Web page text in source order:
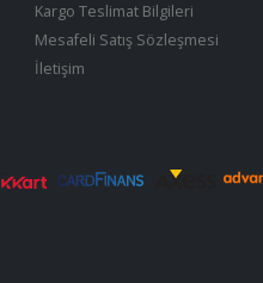
Kargo Teslimat Bilgileri
Mesafeli Satış Sözleşmesi
İletişim